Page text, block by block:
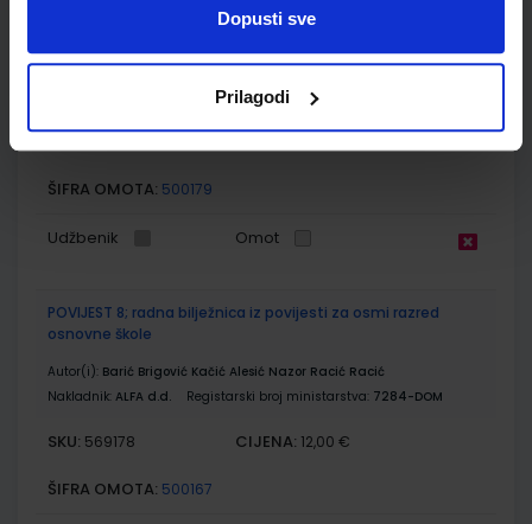
Dopusti sve
Prilagodi
POVIJEST 8; udžbenik iz povijesti za osmi razred osnovne
Autor(i):Nazor Barić Brigović Kačić Alesić Racić Racić
Registarski broj ministarstva:
ŠIFRA OMOTA: 500179
Udžbenik Omot
POVIJEST 8; radna bilježnica iz povijesti za osmi razred
osnovne škole
Autor(i): Barić Brigović Kačić Alesić Nazor Racić Racić
Nakladnik: ALFA d.d. Registarski broj ministarstva: 7284-DOM
SKU: 569178 CIJENA: 12,00 €
ŠIFRA OMOTA: 500167